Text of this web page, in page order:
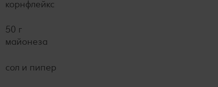
корнфлейкс
50 г
майонеза
сол и пипер